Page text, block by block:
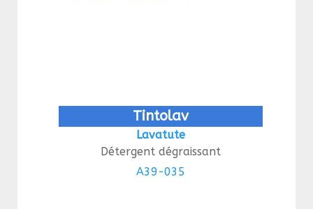
Tintolav
Lavatute
Détergent dégraissant
A39-035